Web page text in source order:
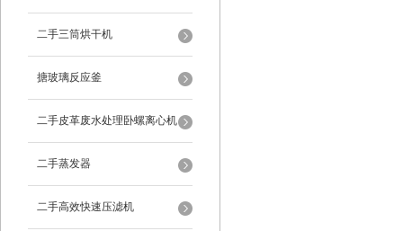
二手三筒烘干机
搪玻璃反应釜
二手皮革废水处理卧螺离心机
二手蒸发器
二手高效快速压滤机